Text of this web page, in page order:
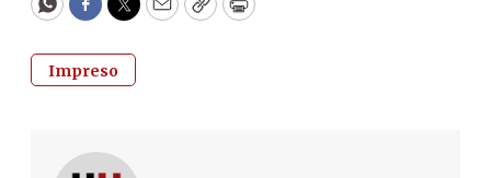
WhatsApp
Facebook
Twitter
EmailCopyPrint
Impreso